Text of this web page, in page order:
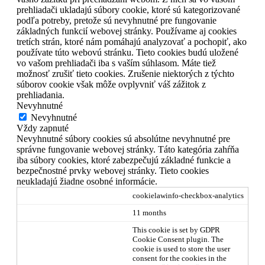
prehliadači ukladajú súbory cookie, ktoré sú kategorizované
podľa potreby, pretože sú nevyhnutné pre fungovanie
základných funkcií webovej stránky. Používame aj cookies
tretích strán, ktoré nám pomáhajú analyzovať a pochopiť, ako
používate túto webovú stránku. Tieto cookies budú uložené
vo vašom prehliadači iba s vaším súhlasom. Máte tiež
možnosť zrušiť tieto cookies. Zrušenie niektorých z týchto
súborov cookie však môže ovplyvniť váš zážitok z
prehliadania.
Nevyhnutné
Nevyhnutné
Vždy zapnuté
Nevyhnutné súbory cookies sú absolútne nevyhnutné pre
správne fungovanie webovej stránky. Táto kategória zahŕňa
iba súbory cookies, ktoré zabezpečujú základné funkcie a
bezpečnostné prvky webovej stránky. Tieto cookies
neukladajú žiadne osobné informácie.
cookielawinfo-checkbox-analytics
11 months
This cookie is set by GDPR
Cookie Consent plugin. The
cookie is used to store the user
consent for the cookies in the